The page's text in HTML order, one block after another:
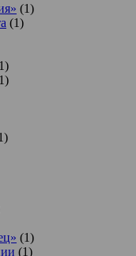
(1)
(1)
(1)
(1)